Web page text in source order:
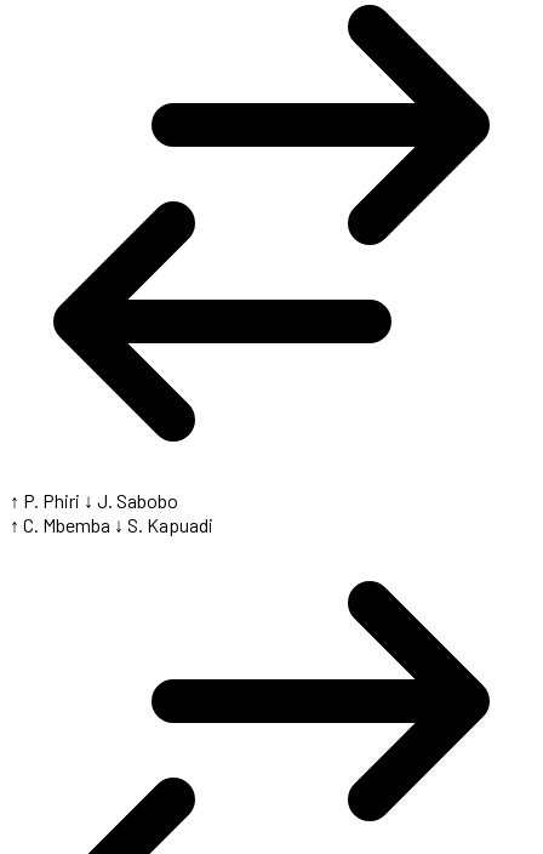
↑ P. Phiri ↓ J. Sabobo
↑ C. Mbemba ↓ S. Kapuadi